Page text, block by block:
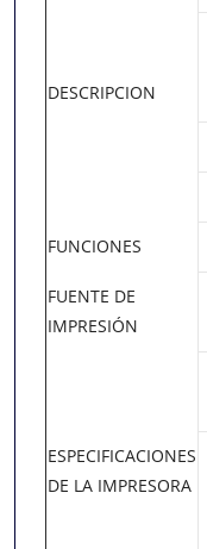
DESCRIPCION
FUNCIONES
FUENTE DE
IMPRESIÓN
ESPECIFICACIONES
DE LA IMPRESORA